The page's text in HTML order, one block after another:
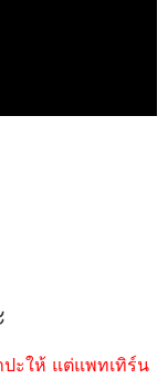
ปะให้ แต่แพทเทิร์น